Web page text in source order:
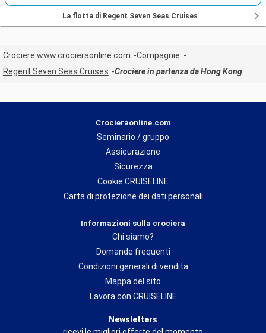
La flotta di Regent Seven Seas Cruises
Crociere www.crocieraonline.com
Compagnie
Regent Seven Seas Cruises
Crociere in partenza da Hong Kong
Crocieraonline.com
Seminario / gruppo
Assicurazione
Sicurezza
Cookie CRUISELINE
Carta di protezione dei dati personali
Informazioni sulla crociera
Chi siamo?
Domande frequenti
Condizioni generali di vendita
Mappa del sito
Lavora con CRUISELINE
Newsletters